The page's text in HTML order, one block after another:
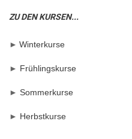
ZU DEN KURSEN...
► Winterkurse
► Frühlingskurse
► Sommerkurse
► Herbstkurse